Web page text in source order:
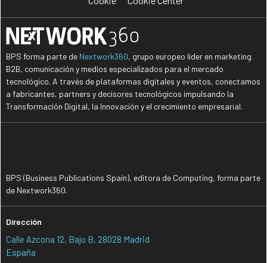
BPS forma parte de Nextwork360, grupo europeo líder en marketing
B2B, comunicación y medios especializados para el mercado
tecnológico. A través de plataformas digitales y eventos, conectamos
a fabricantes, partners y decisores tecnológicos impulsando la
Transformación Digital, la Innovación y el crecimiento empresarial.
BPS (Business Publications Spain), editora de Computing, forma parte
de Nextwork360.
Dirección
Calle Azcona 12, Bajo B, 28028 Madrid
España